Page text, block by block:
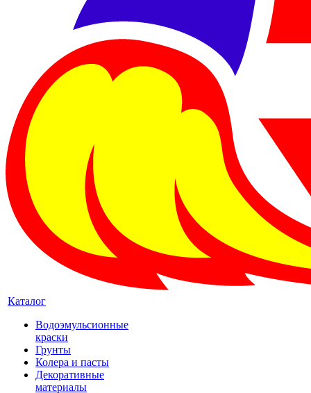
Каталог
Водоэмульсионные
краски
Грунты
Колера и пасты
Декоративные
материалы